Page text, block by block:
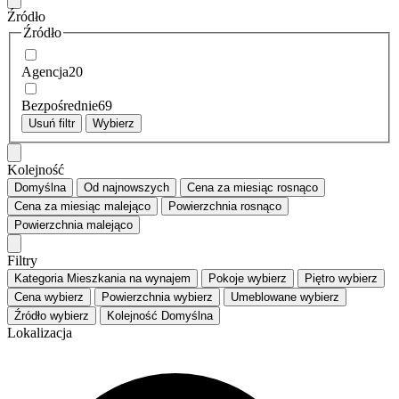
Źródło
Źródło
Agencja20
Bezpośrednie69
Usuń filtr Wybierz
Kolejność
Domyślna Od najnowszych Cena za miesiąc rosnąco
Cena za miesiąc malejąco Powierzchnia rosnąco
Powierzchnia malejąco
Filtry
Kategoria Mieszkania na wynajem Pokoje wybierz Piętro wybierz
Cena wybierz Powierzchnia wybierz Umeblowane wybierz
Źródło wybierz Kolejność Domyślna
Lokalizacja